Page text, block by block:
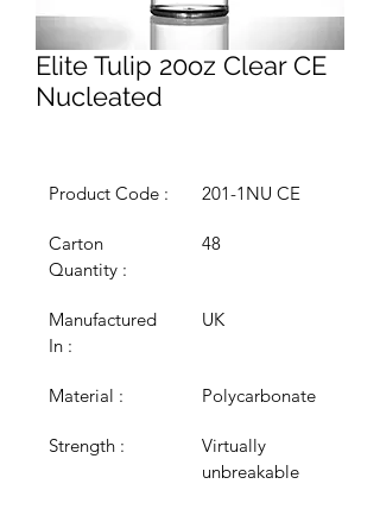
Elite Tulip 20oz Clear CE
Nucleated
Product Code : 201-1NU CE
Carton
Quantity :
48
Manufactured
In :
UK
Material : Polycarbonate
Strength :
Virtually
unbreakable